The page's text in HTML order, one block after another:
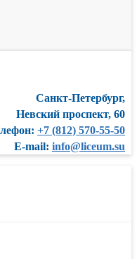
Санкт-Петербург,
Невский проспект, 60
+7 (812) 570-55-50
E-mail: info@liceum.su